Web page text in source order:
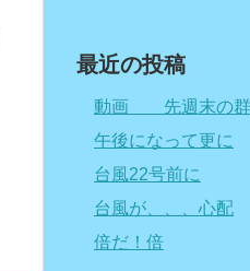
最近の投稿
動画 先週末の
午後になって更に
台風22号前に
台風が、、、心配
倍だ！倍